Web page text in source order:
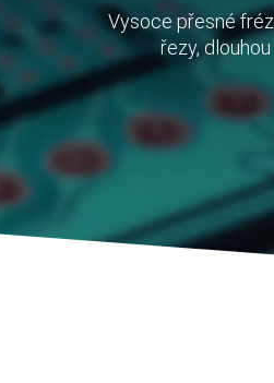
Vysoce přesné
řezy,